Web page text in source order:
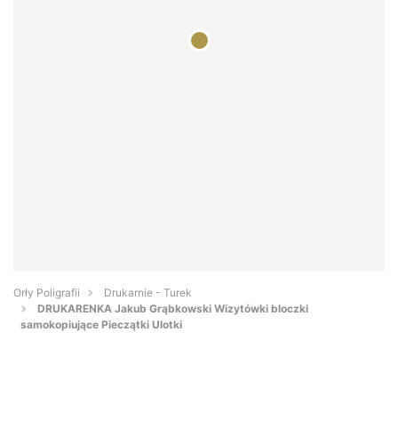
Orły Poligrafii
Drukarnie - Turek
DRUKARENKA Jakub Grąbkowski Wizytówki bloczki
samokopiujące Pieczątki Ulotki